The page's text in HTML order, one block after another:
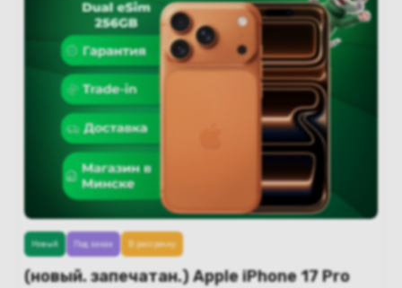
(новый. запечатан.) Apple iPhone 17 Pro
Новый Под заказ В рассрочку